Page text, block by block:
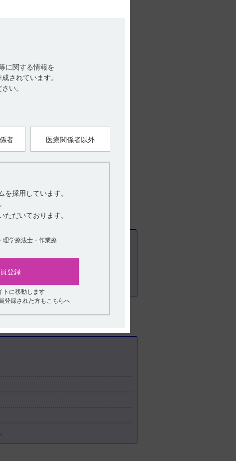
に関する情報を
されています。
い。
者 医療関係者以外
を採用しています。
ただいております。
理学療法士・作業療
登録
に移動します
登録された方もこちらへ
導すること。PTPシートの誤飲により、
上の注意 14．1薬剤交付時の注意 14．